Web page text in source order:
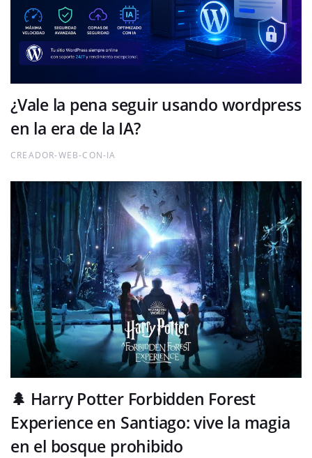
¿Vale la pena seguir usando wordpress
en la era de la IA?
CREADOR-WEB-CON-IA
🌲 Harry Potter Forbidden Forest
Experience en Santiago: vive la magia
en el bosque prohibido